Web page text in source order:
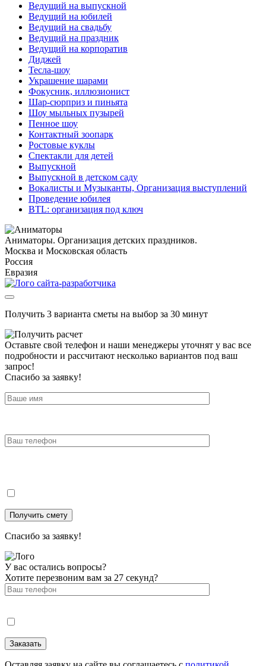
Ведущий на выпускной
Ведущий на юбилей
Ведущий на свадьбу
Ведущий на праздник
Ведущий на корпоратив
Диджей
Тесла-шоу
Украшение шарами
Фокусник, иллюзионист
Шар-сюрприз и пиньята
Шоу мыльных пузырей
Пенное шоу
Контактный зоопарк
Ростовые куклы
Спектакли для детей
Выпускной
Выпускной в детском саду
Вокалисты и Музыканты, Организация выступлений
Проведение юбилея
BTL: организация под ключ
Аниматоры. Организация детских праздников.
Москва и Московская область
Россия
Евразия
Получить 3 варианта сметы на выбор за 30 минут
Оставьте свой телефон и наши менеджеры уточнят у вас все
подробности и рассчитают несколько вариантов под ваш
запрос!
Спасибо за заявку!
Спасибо за заявку!
У вас остались вопросы?
Хотите перезвоним вам за 27 секунд?